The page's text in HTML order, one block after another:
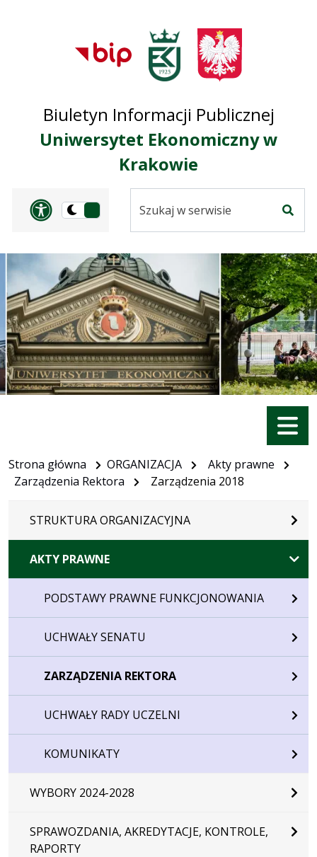
Przejdź do
głównego menu
Przejdź do treści
Przejdź do mapy
serwisu
Biuletyn Informacji Publicznej
Uniwersytet Ekonomiczny w
Krakowie
Panel dostosowania
Przełącz
ciemną
serwisie
Menu
Strona główna ORGANIZACJA
Akty prawne
Zarządzenia Rektora
Zarządzenia 2018
STRUKTURA ORGANIZACYJNA
AKTY PRAWNE
PODSTAWY PRAWNE FUNKCJONOWANIA
UCHWAŁY SENATU
ZARZĄDZENIA REKTORA
UCHWAŁY RADY UCZELNI
KOMUNIKATY
WYBORY 2024-2028
SPRAWOZDANIA, AKREDYTACJE, KONTROLE,
RAPORTY